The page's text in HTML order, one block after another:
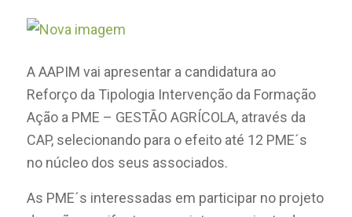
A AAPIM vai apresentar a candidatura ao
Reforço da Tipologia Intervenção da Formação
Ação a PME – GESTÃO AGRÍCOLA, através da
CAP, selecionando para o efeito até 12 PME´s
no núcleo dos seus associados.
As PME´s interessadas em participar no projeto